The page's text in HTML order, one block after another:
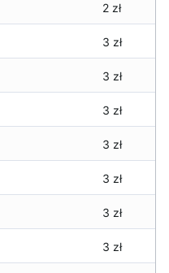
2 zł
3 zł
3 zł
3 zł
3 zł
3 zł
3 zł
3 zł